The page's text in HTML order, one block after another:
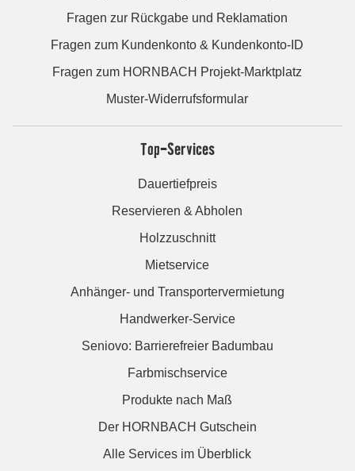
Fragen zur Rückgabe und Reklamation
Fragen zum Kundenkonto & Kundenkonto-ID
Fragen zum HORNBACH Projekt-Marktplatz
Muster-Widerrufsformular
Top-Services
Dauertiefpreis
Reservieren & Abholen
Holzzuschnitt
Mietservice
Anhänger- und Transportervermietung
Handwerker-Service
Seniovo: Barrierefreier Badumbau
Farbmischservice
Produkte nach Maß
Der HORNBACH Gutschein
Alle Services im Überblick